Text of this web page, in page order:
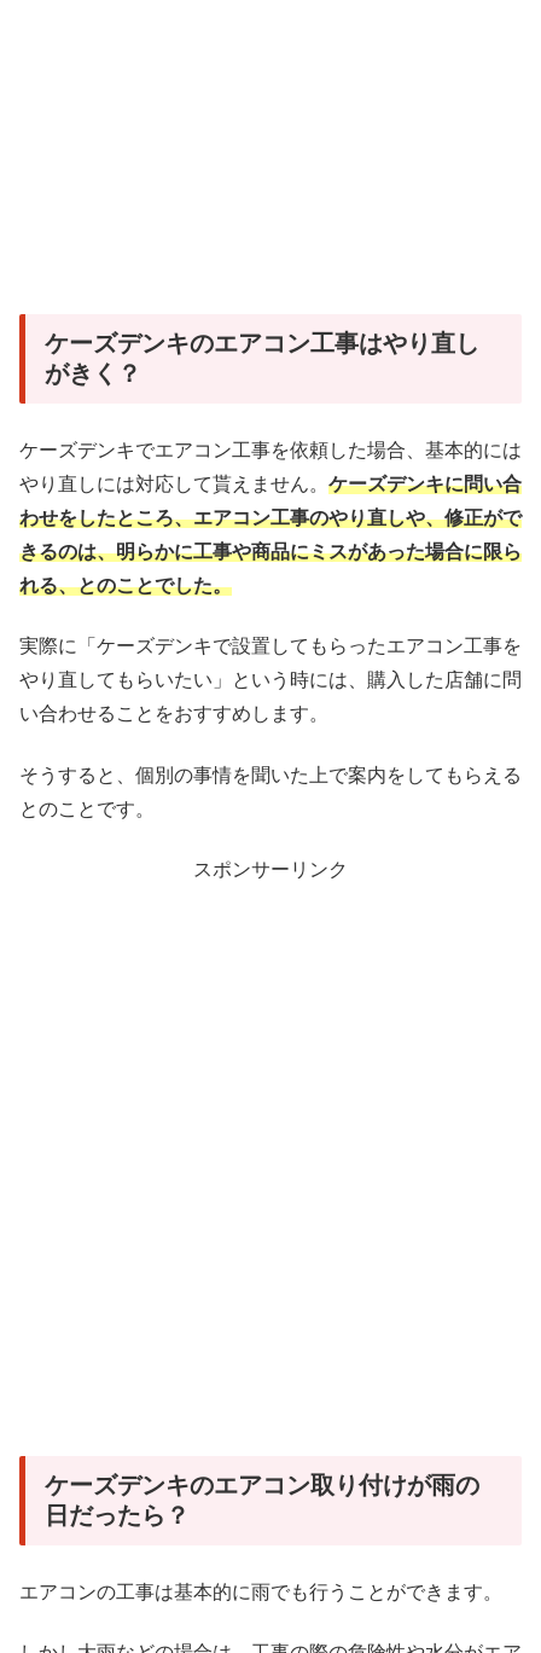
ケーズデンキのエアコン工事はやり直し
がきく？
ケーズデンキでエアコン工事を依頼した場合、基本的には
やり直しには対応して貰えません。 ケーズデンキに問い合
わせをしたところ、エアコン工事のやり直しや、修正がで
きるのは、明らかに工事や商品にミスがあった場合に限ら
れる、とのことでした。
実際に「ケーズデンキで設置してもらったエアコン工事を
やり直してもらいたい」という時には、購入した店舗に問
い合わせることをおすすめします。
そうすると、個別の事情を聞いた上で案内をしてもらえる
とのことです。
スポンサーリンク
ケーズデンキのエアコン取り付けが雨の
日だったら？
エアコンの工事は基本的に雨でも行うことができます。